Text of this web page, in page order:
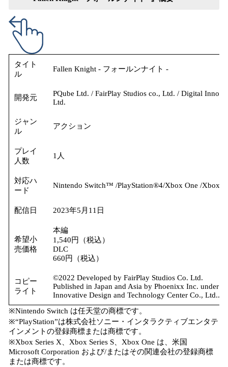
タイト
ル
Fallen Knight - フォールンナイト -
開発元
PQube Ltd. / FairPlay Studios co., Ltd. / Digital
Ltd.
ジャン
ル
アクション
プレイ
人数
1人
対応ハ
ード
Nintendo Switch™ /PlayStation®4/Xbox One /Xbox
配信日 2023年5月11日
希望小
売価格
本編
1,540円（税込）
DLC
660円（税込）
コピー
ライト
©2022 Developed by FairPlay Studios Co. Ltd.
Published in Japan and Asia by Phoenixx Inc. under
Innovative Design and Technology Center Co., Ltd..
※Nintendo Switch は任天堂の商標です。
※“PlayStation”は株式会社ソニー・インタラクティブエンタテ
インメントの登録商標または商標です。
※Xbox Series X、Xbox Series S、Xbox One は、米国
Microsoft Corporation および/またはその関連会社の登録商標
または商標です。